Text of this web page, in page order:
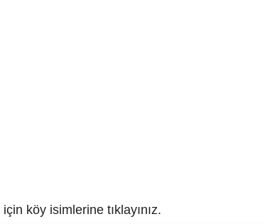
için köy isimlerine tıklayınız.